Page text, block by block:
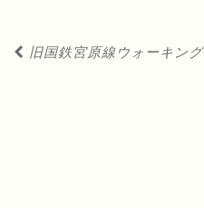
投旧国鉄宮原線ウォーキング